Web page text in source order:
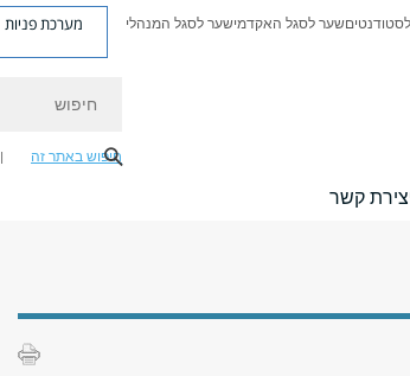
שער לסגל האקדמישער לסגל המנהלי מערכת פניות
חיפוש באתר זה
קשר